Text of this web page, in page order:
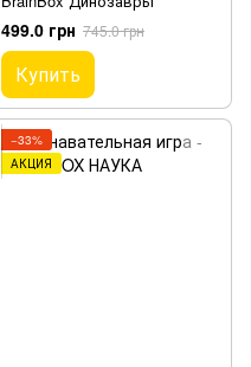
499.0 грн 745.0 грн
Купить
−33%
АКЦИЯ